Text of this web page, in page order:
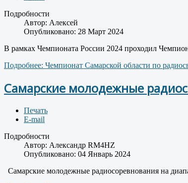
Подробности
Автор: Алексей
Опубликовано: 28 Март 2024
В рамках Чемпионата России 2024 проходил
Подробнее: Чемпионат Самарской области по
Самарские молодежные
Печать
E-mail
Подробности
Автор: Александр RM4HZ
Опубликовано: 04 Январь 2024
Самарские молодежные радиосоревнования на